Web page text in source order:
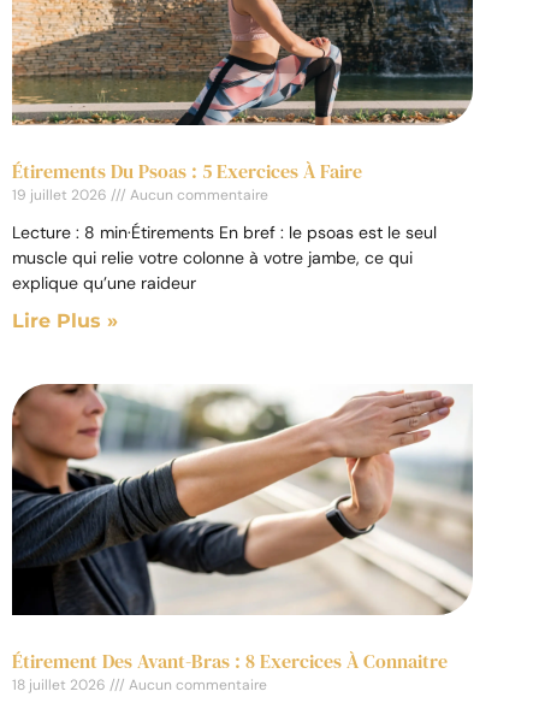
Étirements Du Psoas : 5 Exercices À Faire
19 juillet 2026 Aucun commentaire
Lecture : 8 min·Étirements En bref : le psoas est le seul
muscle qui relie votre colonne à votre jambe, ce qui
explique qu’une raideur
Lire Plus »
Étirement Des Avant-Bras : 8 Exercices À Connaitre
18 juillet 2026 Aucun commentaire